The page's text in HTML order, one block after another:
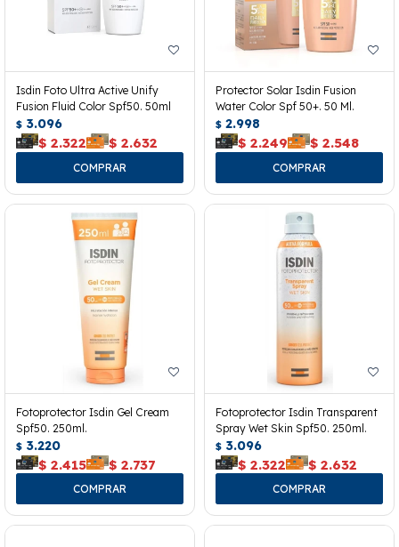
Isdin Foto Ultra Active Unify
Fusion Fluid Color Spf50. 50ml
$ 3.096
$ 2.322 $ 2.632
Protector Solar Isdin Fusion
Water Color Spf 50+. 50 Ml.
$ 2.998
$ 2.249 $ 2.548
Fotoprotector Isdin Gel Cream
Spf50. 250ml.
$ 3.220
$ 2.415 $ 2.737
Fotoprotector Isdin Transparent
Spray Wet Skin Spf50. 250ml.
$ 3.096
$ 2.322 $ 2.632